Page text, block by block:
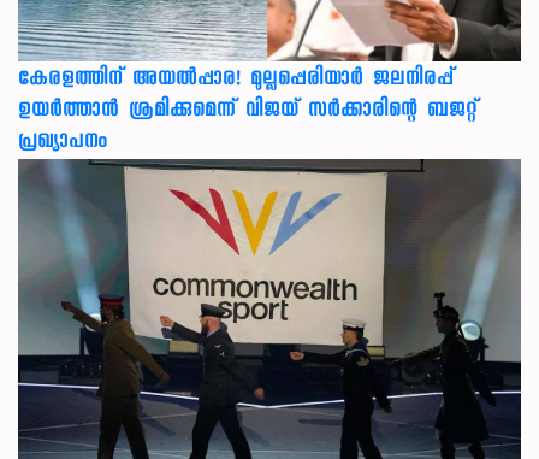
കേരളത്തിന് അ‌യൽപ്പാര! മുല്ലപ്പെരിയാർ ജലനിരപ്പ്
ഉയർത്താൻ ശ്രമിക്കുമെന്ന് വിജയ് സർക്കാരിന്റെ ബജറ്റ്
പ്രഖ്യാപനം